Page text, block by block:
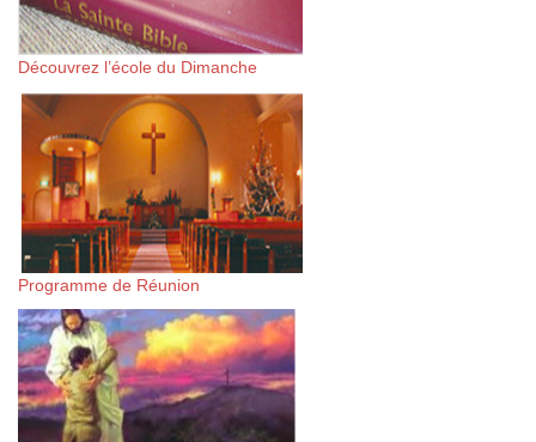
Découvrez l’école du Dimanche
Programme de Réunion